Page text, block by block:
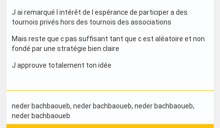
J ai remarqué l intérêt de l espérance de participer a des
tournois privés hors des tournois des associations
Mais reste que c pas suffisant tant que c est aléatoire et non
fondé par une stratégie bien claire
J approuve totalement ton idée
neder bachbaoueb, neder bachbaoueb, neder bachbaoueb,
neder bachbaoueb